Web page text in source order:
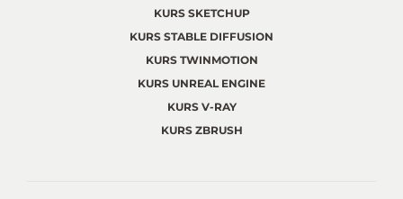
KURS SKETCHUP
KURS STABLE DIFFUSION
KURS TWINMOTION
KURS UNREAL ENGINE
KURS V-RAY
KURS ZBRUSH